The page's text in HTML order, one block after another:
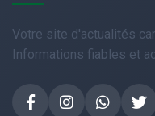
Votre site d'actualités
Informations fiables et